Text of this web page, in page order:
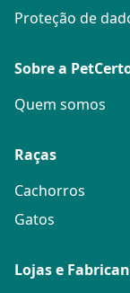
Proteção de
Sobre a
Quem somos
Raças
Cachorros
Gatos
Lojas e